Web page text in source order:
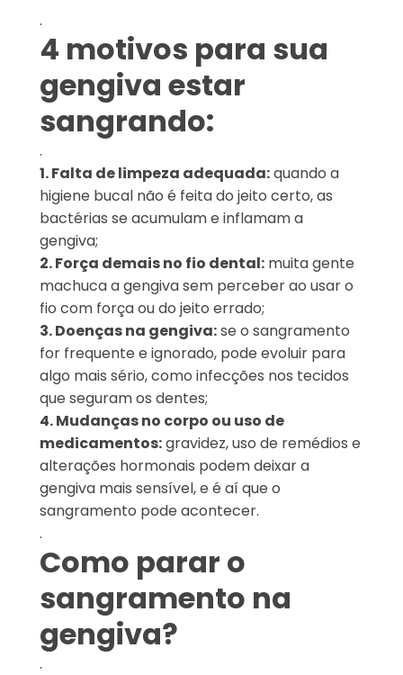
.
4 motivos para sua
gengiva estar
sangrando:
.
1. Falta de limpeza adequada:quando a
higiene bucal não é feita do jeito certo, as
bactérias se acumulam e inflamam a
gengiva;
2. Força demais no fio dental: muita gente
machuca a gengiva sem perceber ao usar o
fio com força ou do jeito errado;
3. Doenças na gengiva:se o sangramento
for frequente e ignorado, pode evoluir para
algo mais sério, como infecções nos tecidos
que seguram os dentes;
4. Mudanças no corpo ou uso de
medicamentos:gravidez, uso de remédios e
alterações hormonais podem deixar a
gengiva mais sensível, e é aí que o
sangramento pode acontecer.
.
Como parar o
sangramento na
gengiva?
.